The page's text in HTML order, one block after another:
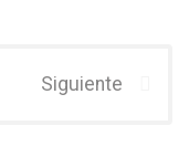
Siguiente